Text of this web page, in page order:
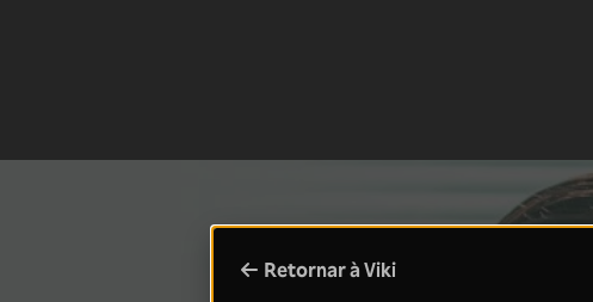
Retornar à Viki